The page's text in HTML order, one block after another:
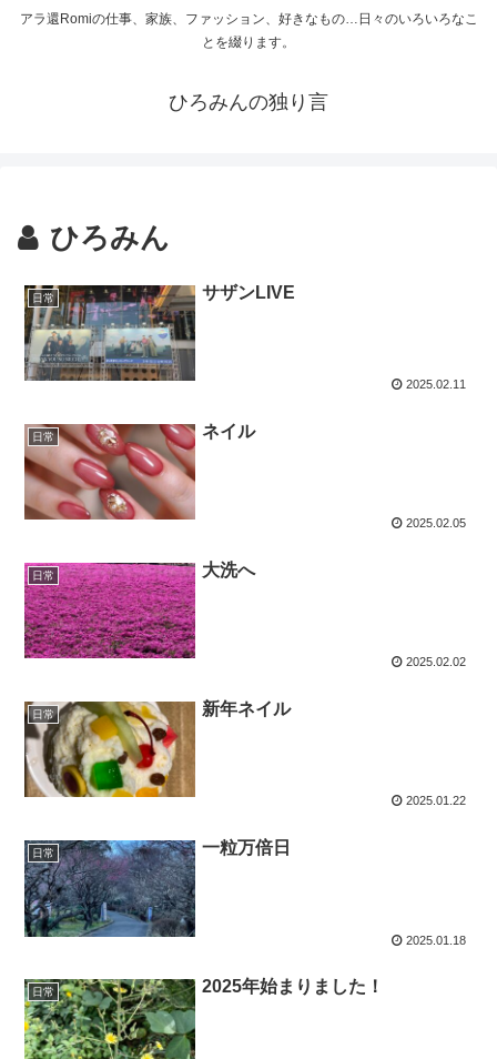
アラ還Romiの仕事、家族、ファッション、好きなもの…日々のいろいろなこ
とを綴ります。
ひろみんの独り言
ひろみん
日常 サザンLIVE
2025.02.11
日常 ネイル
2025.02.05
日常 大洗へ
2025.02.02
日常 新年ネイル
2025.01.22
日常 一粒万倍日
2025.01.18
日常 2025年始まりました！